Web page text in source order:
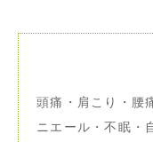
頭痛・肩こり・腰
ニエール・不眠・